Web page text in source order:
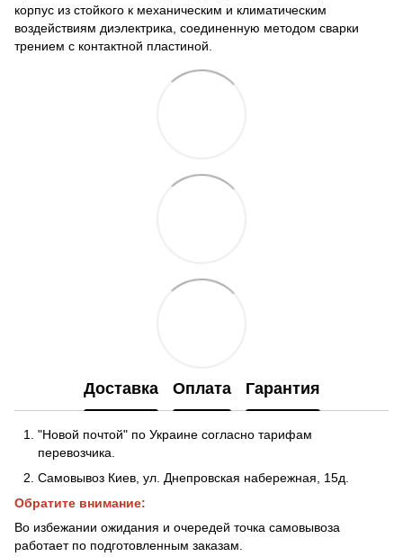
корпус из стойкого к механическим и климатическим
воздействиям диэлектрика, соединенную методом сварки
трением с контактной пластиной.
Доставка Оплата Гарантия
"Новой почтой" по Украине согласно тарифам
перевозчика.
Самовывоз Киев, ул. Днепровская набережная , 15д.
Обратите внимание:
Во избежании ожидания и очередей точка самовывоза
работает по подготовленным заказам.